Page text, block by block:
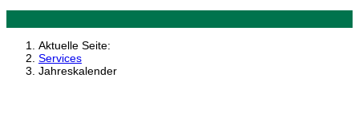
Aktuelle Seite:
Services
Jahreskalender